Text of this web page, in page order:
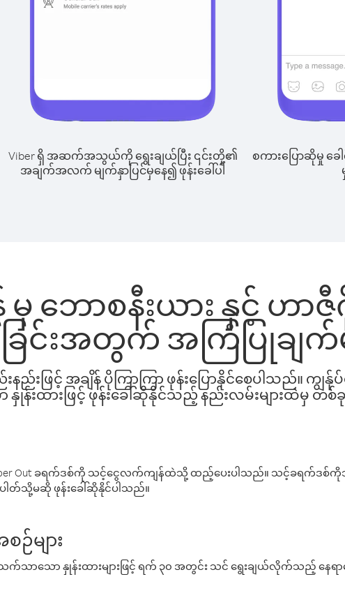
Viber ရှိ အဆက်အသွယ်ကို ရွေးချယ်ပြီး ၎င်းတို့၏
အချက်အလက် မျက်နှာပြင်မှနေ၍ ဖုန်းခေါ်ပါ
စကားပြောဆိုမှု ခေါ
ဘောစနီးယား နှင့် ဟာဇီ
ြင်းအတွက် အကြံပြုချက်မ
းဖြင့် အချိန် ပိုကြာကြာ ဖုန်းပြောနိုင်စေပါသည်။
န်းထားဖြင့် ဖုန်းခေါ်ဆိုနိုင်သည့် နည်းလမ်းများထဲမှ တစ်
Out ခရက်ဒစ်ကို သင့်ငွေလက်ကျန်ထဲသို့ ထည့်ပေးပါသည်။ သင့်ခရက်ဒစ်ကိုသုံ
ါတ်သို့မဆို ဖုန်းခေါ်ဆိုနိုင်ပါသည်။
များ
က်သာသော နှုန်းထားများဖြင့် ရက် ၃၀ အတွင်း သင် ရွေးချယ်လိုက်သည့် နေ